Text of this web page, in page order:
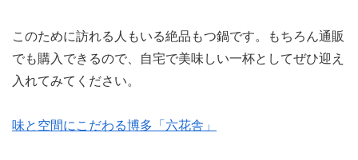
このために訪れる人もいる絶品もつ鍋です。もちろん通販
でも購入できるので、自宅で美味しい一杯としてぜひ迎え
入れてみてください。
味と空間にこだわる博多「六花舎」